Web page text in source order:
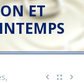
ET